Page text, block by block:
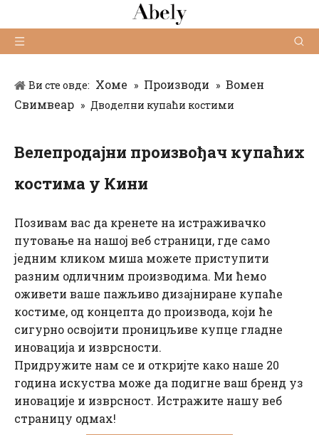
Ви сте овде: Хоме » Производи » Вомен
Свимвеар » Дводелни купаћи костими
Велепродајни произвођач купаћих
костима у Кини
Позивам вас да кренете на истраживачко
путовање на нашој веб страници, где само
једним кликом миша можете приступити
разним одличним производима. Ми ћемо
оживети ваше пажљиво дизајниране купаће
костиме, од концепта до производа, који ће
сигурно освојити проницљиве купце гладне
иновација и изврсности.
Придружите нам се и откријте како наше 20
година искуства може да подигне ваш бренд уз
иновације и изврсност. Истражите нашу веб
страницу одмах!